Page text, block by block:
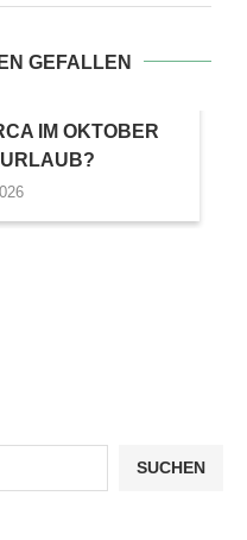
GEFALLEN
IM OKTOBER
SUCHEN